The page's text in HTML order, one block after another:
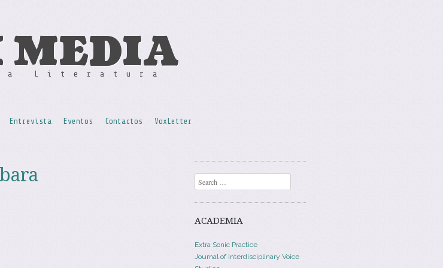
MEDIA
Literatura
Entrevista Eventos Contactos VoxLetter
Search
ACADEMIA
Extra Sonic Practice
Journal of Interdisciplinary Voice